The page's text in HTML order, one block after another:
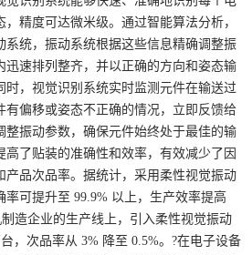
精度可达微米级。通过智能算法分析，
系统，振动系统根据这些信息精确调整振
迅速排列整齐，并以正确的方向和姿态输
时，视觉识别系统实时监测元件在输送过
有偏移或姿态不正确的情况，立即反馈给
整振动参数，确保元件始终处于最佳的输
了贴装的准确性和效率，有效减少了因
产品次品率。据统计，采用柔性视觉振动
可提升至 99.9% 以上，生产效率提高
造企业的生产线上，引入柔性视觉振动
，次品率从 3% 降至 0.5%。?在电子设备